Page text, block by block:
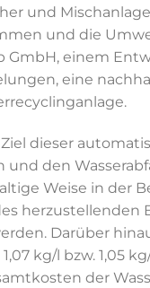
und
und die
GmbH, einem
eine
dieser
den
Weise in
herzustellenden
Darüber
kg/l bzw. 1,05
der